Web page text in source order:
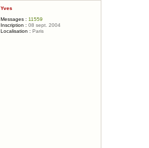
Yves
Messages : 11559
Inscription : 08 sept. 2004
Localisation : Paris